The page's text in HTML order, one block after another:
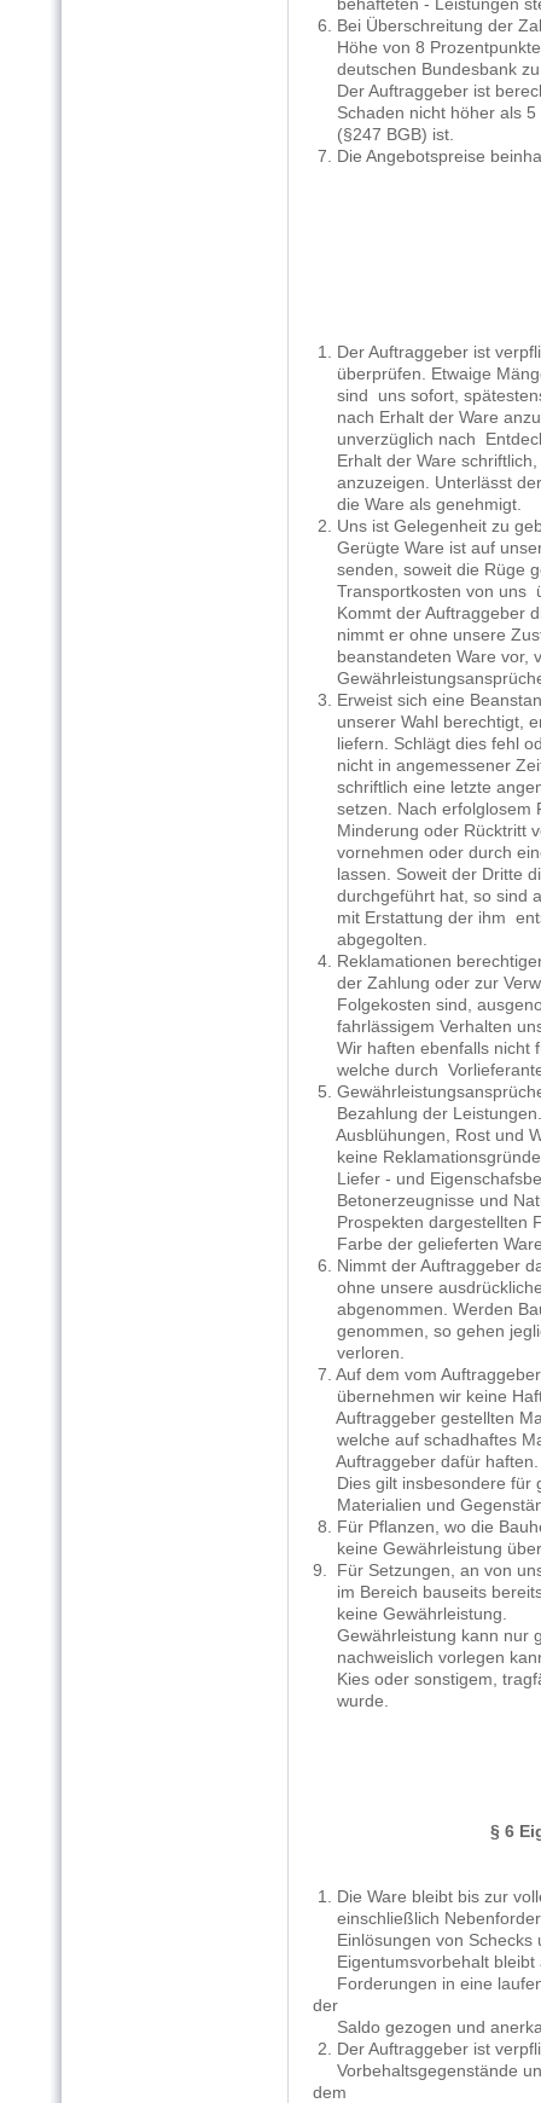
behafteten - Leistungen
6. Bei Überschreitung der
Höhe von 8 Prozentpunkte
deutschen Bundesbank zu
Der Auftraggeber ist
Schaden nicht höher als 5
(§247 BGB) ist.
7. Die Angebotspreise
1. Der Auftraggeber ist
überprüfen. Etwaige
sind uns sofort,
nach Erhalt der Ware
unverzüglich nach
Erhalt der Ware schriftlich,
anzuzeigen. Unterlässt der
die Ware als genehmigt.
2. Uns ist Gelegenheit zu
Gerügte Ware ist auf
senden, soweit die Rüge
Transportkosten von uns
Kommt der Auftraggeber
nimmt er ohne unsere
beanstandeten Ware vor,
3. Erweist sich eine
unserer Wahl berechtigt,
liefern. Schlägt dies fehl
nicht in angemessener
schriftlich eine letzte
setzen. Nach erfolglosem
Minderung oder Rücktritt
vornehmen oder durch
lassen. Soweit der Dritte
durchgeführt hat, so sind
mit Erstattung der ihm
abgegolten.
4. Reklamationen
der Zahlung oder zur
Folgekosten sind,
fahrlässigem Verhalten
Wir haften ebenfalls nicht
welche durch
5.
Bezahlung der Leistungen.
Ausblühungen, Rost und
keine
Liefer - und
Betonerzeugnisse und
Prospekten dargestellten
Farbe der gelieferten
6. Nimmt der Auftraggeber
ohne unsere
abgenommen. Werden
genommen, so gehen
verloren.
7. Auf dem vom
übernehmen wir keine
Auftraggeber gestellten
welche auf schadhaftes
Auftraggeber dafür haften.
Dies gilt insbesondere für
Materialien und
8. Für Pflanzen, wo die
keine Gewährleistung
9. Für Setzungen, an von
im Bereich bauseits
keine Gewährleistung.
Gewährleistung kann nur
nachweislich vorlegen
Kies oder sonstigem,
wurde.
§ 6
1. Die Ware bleibt bis zur
einschließlich
Einlösungen von Schecks
Eigentumsvorbehalt bleibt
Forderungen in eine
der
Saldo gezogen und
2. Der Auftraggeber ist
Vorbehaltsgegenstände
dem